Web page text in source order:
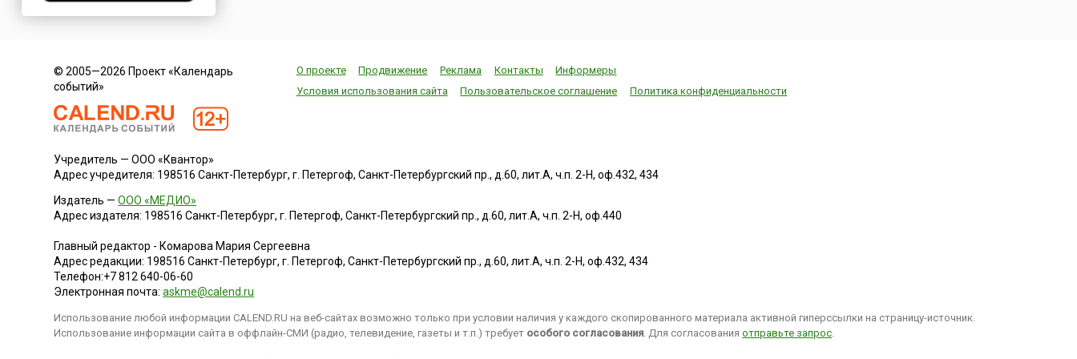
Нигерия
Норвегия
ОАЭ
Оман
Палестина
Перу
Португалия
Румыния
США
Саудовская Аравия
Сербия
© 2005—2026 Проект «Календарь
событий»
О проекте Продвижение Реклама Контакты
Информеры
Условия использования сайта
Пользовательское соглашение Политика конфиденциальности
Учредитель — ООО «Квантор»
Адрес учредителя: 198516 Санкт-Петербург, г. Петергоф, Санкт-Петербургский пр., д.60, лит.А, ч.п. 2-Н, оф.432, 434
Издатель —ООО «МЕДИО»
Адрес издателя: 198516 Санкт-Петербург, г. Петергоф, Санкт-Петербургский пр., д.60, лит.А, ч.п. 2-Н, оф.440
Главный редактор - Комарова Мария Сергеевна
Адрес редакции: 198516 Санкт-Петербург, г. Петергоф,Санкт-Петербургский пр., д.60, лит.А, ч.п. 2-Н, оф.432, 434
Телефон:+7 812 640-06-60
Электронная почта:askme@calend.ru
Использование любой информации CALEND.RU на веб-сайтах возможно только при условии наличия у каждого скопированного материала активной гиперссылки на страницу-источник.
Использование информации сайта в оффлайн-СМИ (радио, телевидение, газеты и т.п.) требует особого согласования. Для согласованияотправьте запрос.